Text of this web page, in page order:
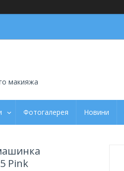
макияжа
Фотогалерея Новини
Pink